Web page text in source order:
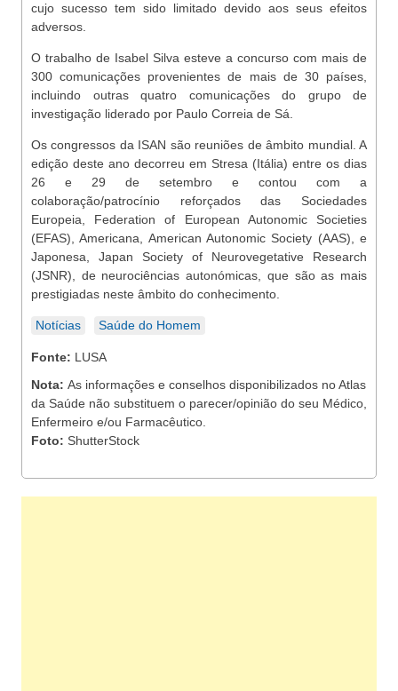
cujo sucesso tem sido limitado devido aos seus efeitos
adversos.
O trabalho de Isabel Silva esteve a concurso com mais de
300 comunicações provenientes de mais de 30 países,
incluindo outras quatro comunicações do grupo de
investigação liderado por Paulo Correia de Sá.
Os congressos da ISAN são reuniões de âmbito mundial. A
edição deste ano decorreu em Stresa (Itália) entre os dias
26 e 29 de setembro e contou com a
colaboração/patrocínio reforçados das Sociedades
Europeia, Federation of European Autonomic Societies
(EFAS), Americana, American Autonomic Society (AAS), e
Japonesa, Japan Society of Neurovegetative Research
(JSNR), de neurociências autonómicas, que são as mais
prestigiadas neste âmbito do conhecimento.
Notícias Saúde do Homem
Fonte: LUSA
Nota: As informações e conselhos disponibilizados no Atlas
da Saúde não substituem o parecer/opinião do seu Médico,
Enfermeiro e/ou Farmacêutico.
Foto: ShutterStock